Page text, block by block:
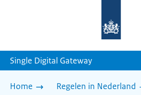
homepage
Single Digital Gateway
Home
Regelen in Nederland